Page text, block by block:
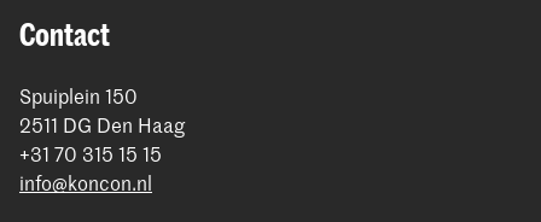
Contact
Spuiplein 150
2511 DG Den Haag
+31 70 315 15 15
info@koncon.nl